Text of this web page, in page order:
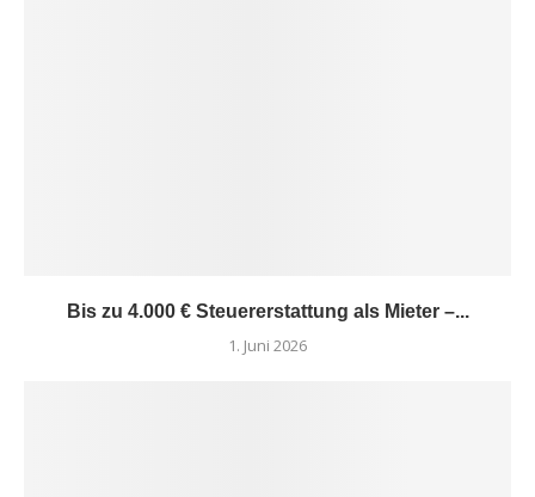
Bis zu 4.000 € Steuererstattung als Mieter –...
1. Juni 2026